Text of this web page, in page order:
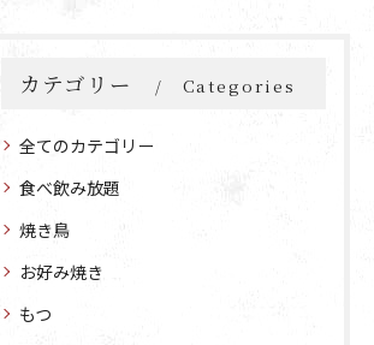
カテゴリー Categories
全てのカテゴリー
食べ飲み放題
焼き鳥
お好み焼き
もつ